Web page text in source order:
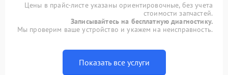
Цены в прайс-листе указаны ориентировочные, без учета
стоимости запчастей.
Записывайтесь на бесплатную диагностику.
Мы проверим ваше устройство и укажем на неисправность.
Показать все услуги